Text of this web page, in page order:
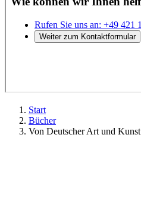
Start
Bücher
Von Deutscher Art und Kunst